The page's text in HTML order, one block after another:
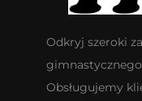
Odkryj szeroki
Obsługujemy